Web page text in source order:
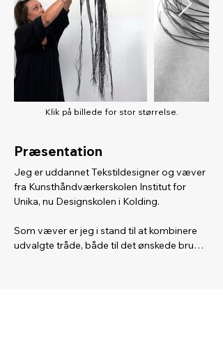
Klik på billede for stor størrelse.
Præsentation
Jeg er uddannet Tekstildesigner og væver
fra Kunsthåndværkerskolen Institut for
Unika, nu Designskolen i Kolding.
Som væver er jeg i stand til at kombinere
udvalgte tråde, både til det ønskede brug